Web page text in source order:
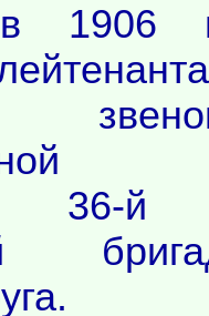
1906
36-й